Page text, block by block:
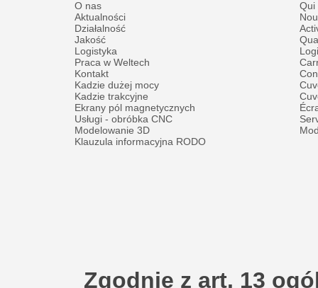
O nas
Aktualności
Działalność
Jakość
Logistyka
Praca w Weltech
Kontakt
Kadzie dużej mocy
Kadzie trakcyjne
Ekrany pól magnetycznych
Usługi - obróbka CNC
Modelowanie 3D
Klauzula informacyjna RODO
Qui
Zgodnie z art. 13